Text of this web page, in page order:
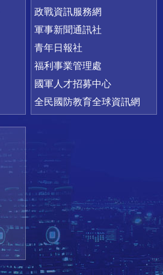
政戰資訊服務網
軍事新聞通訊社
青年日報社
福利事業管理處
國軍人才招募中心
全民國防教育全球資訊網